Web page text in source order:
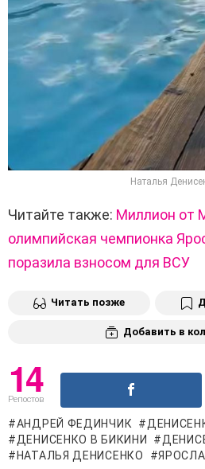
Наталья
Читайте также: Миллион от
олимпийская чемпионка
поразила взносом для ВСУ
Читать позже
Добавить в
14
Репостов
АНДРЕЙ ФЕДИНЧИК
ДЕНИСЕНКО В БИКИНИ
НАТАЛЬЯ ДЕНИСЕНКО